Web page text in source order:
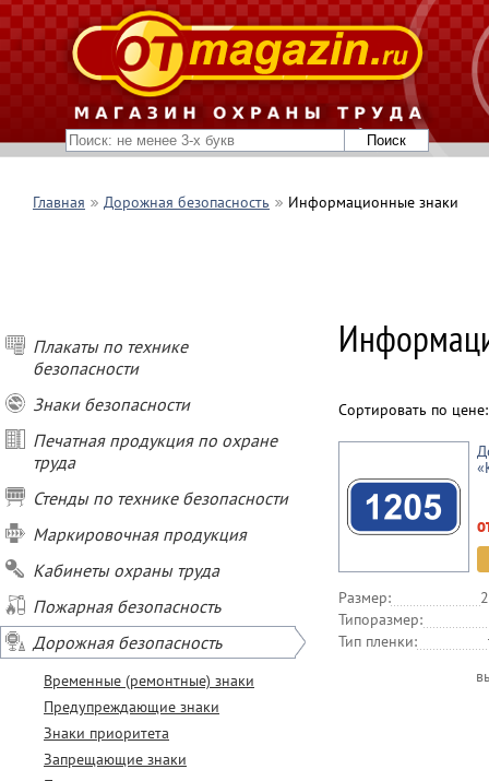
Главная Дорожная безопасность Информационные знаки
Плакаты по технике
безопасности
Знаки безопасности
Печатная продукция по охране
труда
Стенды по технике безопасности
Маркировочная продукция
Кабинеты охраны труда
Пожарная безопасность
Дорожная безопасность
Временные (ремонтные) знаки
Предупреждающие знаки
Знаки приоритета
Запрещающие знаки
Сортировать по
Размер:
Типоразмер:
Тип пленки: